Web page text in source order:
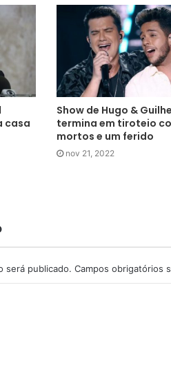
casa
Show de Hugo &
termina em tiroteio
mortos e um ferido
nov 21, 2022
será publicado. Campos obrigatórios